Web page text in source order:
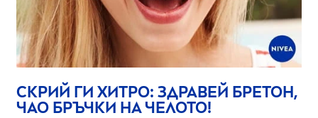
СКРИЙ ГИ ХИТРО: ЗДРАВЕЙ БРЕТОН,
ЧАО БРЪЧКИ НА ЧЕЛОТО!